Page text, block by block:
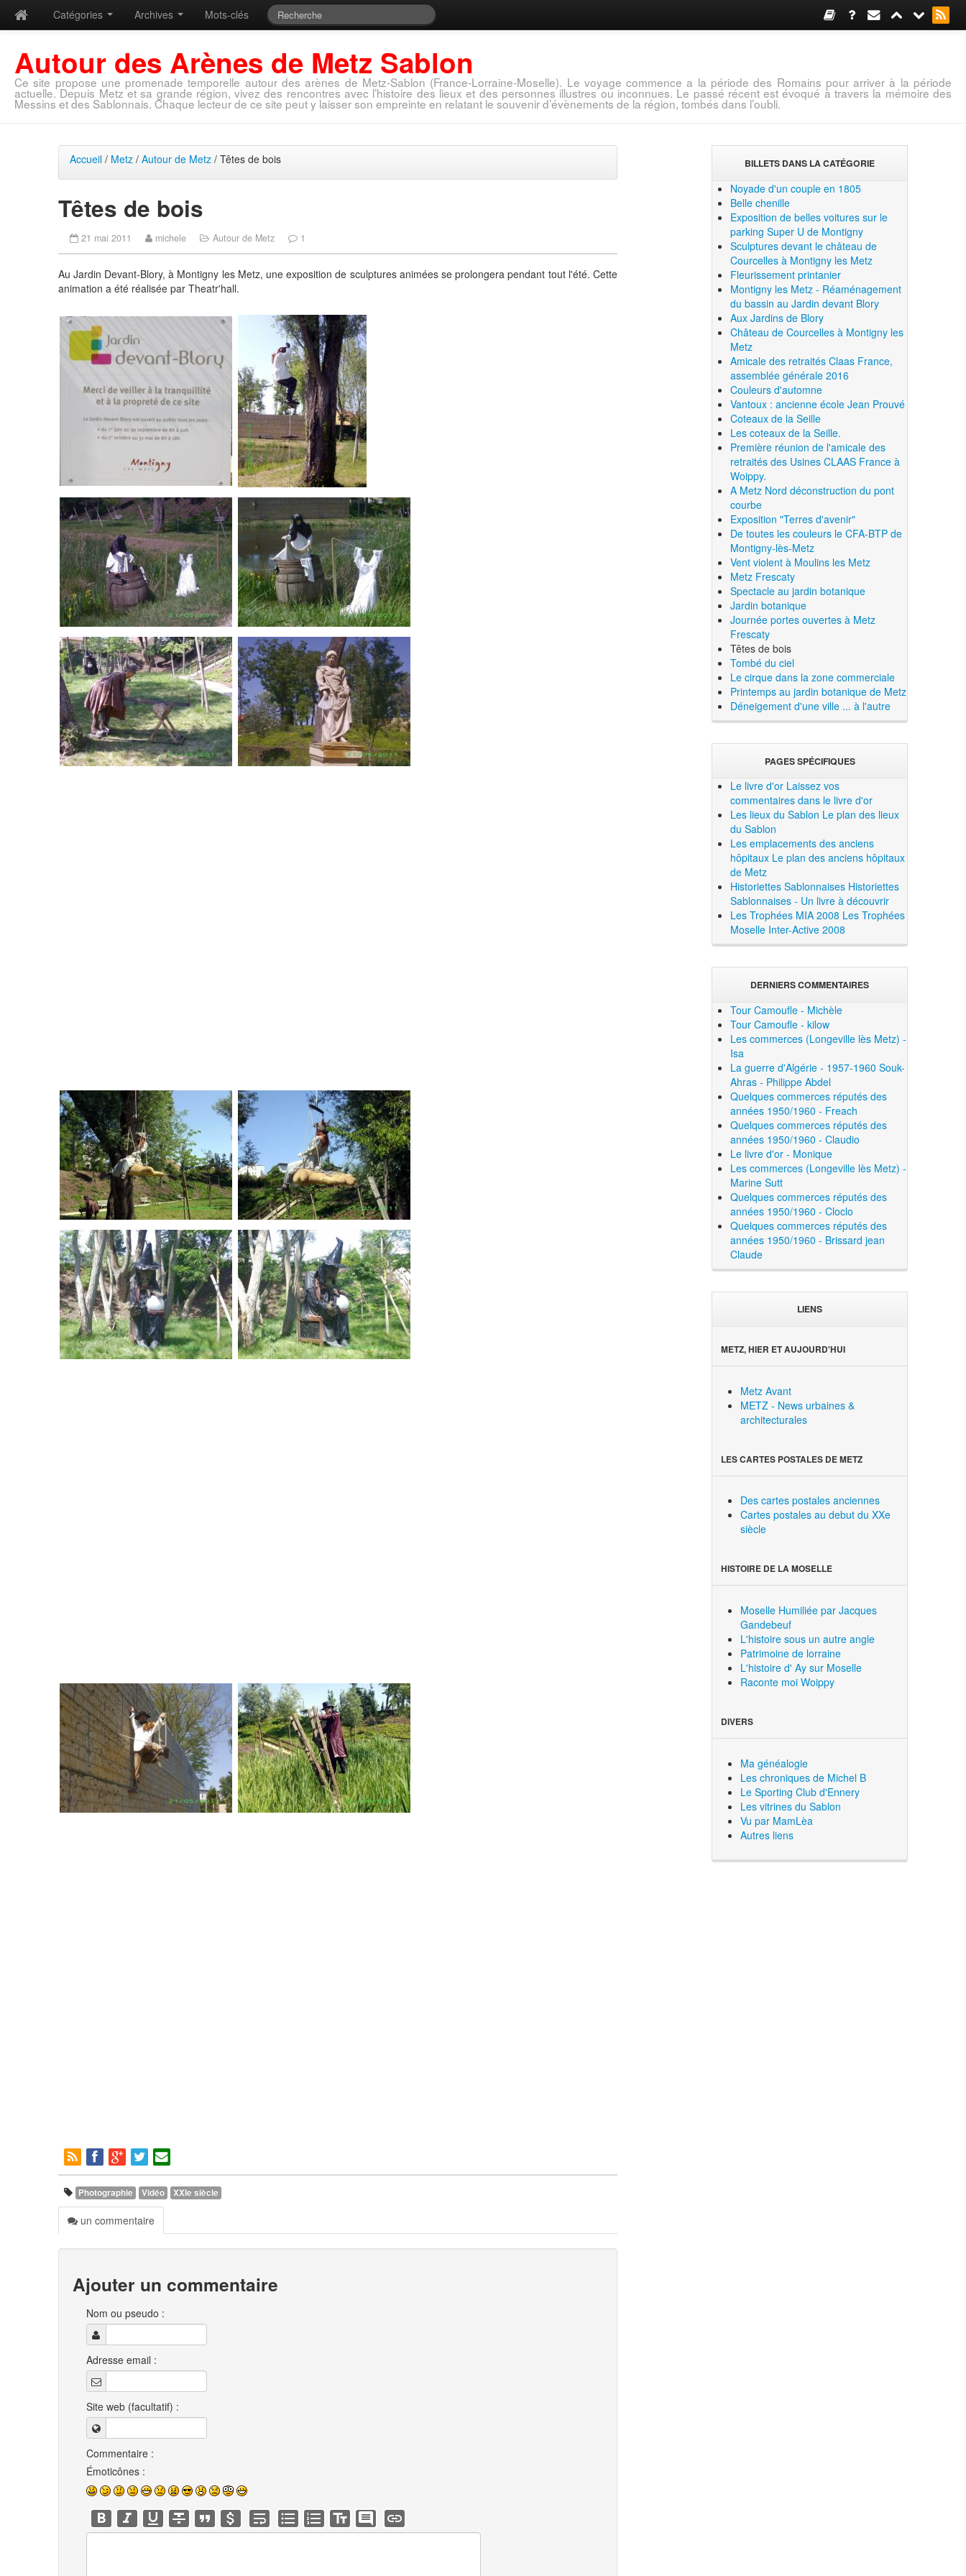
Catégories Archives Mots-clés
Autour des Arènes de Metz Sablon
Ce site propose une promenade temporelle autour des arènes de Metz-Sablon (France-Lorraine-Moselle). Le voyage commence a la période des Romains pour arriver à la période
actuelle. Depuis Metz et sa grande région, vivez des rencontres avec l’histoire des lieux et des personnes illustres ou inconnues. Le passé récent est évoqué à travers la mémoire des
Messins et des Sablonnais. Chaque lecteur de ce site peut y laisser son empreinte en relatant le souvenir d’évènements de la région, tombés dans l’oubli.
Accueil/ Metz/ Autour de Metz/ Têtes de bois
Têtes de bois
21 mai 2011 michele Autour de Metz 1
Au Jardin Devant-Blory, à Montigny les Metz, une exposition de sculptures animées se prolongera pendant tout l'été. Cette
animation a été réalisée par Theatr'hall.
Photographie Vidéo XXIe siècle
un commentaire
Ajouter un commentaire
Nom ou pseudo :
Adresse email :
Site web (facultatif) :
Commentaire :
Émoticônes :
BILLETS DANS LA CATÉGORIE
Noyade d'un couple en 1805
Belle chenille
Exposition de belles voitures sur le
parking Super U de Montigny
Sculptures devant le château de
Courcelles à Montigny les Metz
Fleurissement printanier
Montigny les Metz - Réaménagement
du bassin au Jardin devant Blory
Aux Jardins de Blory
Château de Courcelles à Montigny les
Metz
Amicale des retraités Claas France,
assemblée générale 2016
Couleurs d'automne
Vantoux : ancienne école Jean Prouvé
Coteaux de la Seille
Les coteaux de la Seille.
Première réunion de l'amicale des
retraités des Usines CLAAS France à
Woippy.
A Metz Nord déconstruction du pont
courbe
Exposition "Terres d'avenir"
De toutes les couleurs le CFA-BTP de
Montigny-lès-Metz
Vent violent à Moulins les Metz
Metz Frescaty
Spectacle au jardin botanique
Jardin botanique
Journée portes ouvertes à Metz
Frescaty
Têtes de bois
Tombé du ciel
Le cirque dans la zone commerciale
Printemps au jardin botanique de Metz
Déneigement d'une ville ... à l'autre
PAGES SPÉCIFIQUES
Le livre d'or Laissez vos
commentaires dans le livre d'or
Les lieux du Sablon Le plan des lieux
du Sablon
Les emplacements des anciens
hôpitaux Le plan des anciens hôpitaux
de Metz
Historiettes Sablonnaises Historiettes
Sablonnaises - Un livre à découvrir
Les Trophées MIA 2008 Les Trophées
Moselle Inter-Active 2008
DERNIERS COMMENTAIRES
Tour Camoufle - Michèle
Tour Camoufle - kilow
Les commerces (Longeville lès Metz) -
Isa
La guerre d'Algérie - 1957-1960 Souk-
Ahras - Philippe Abdel
Quelques commerces réputés des
années 1950/1960 - Freach
Quelques commerces réputés des
années 1950/1960 - Claudio
Le livre d'or - Monique
Les commerces (Longeville lès Metz) -
Marine Sutt
Quelques commerces réputés des
années 1950/1960 - Cloclo
Quelques commerces réputés des
années 1950/1960 - Brissard jean
Claude
LIENS
METZ, HIER ET AUJOURD'HUI
Metz Avant
METZ - News urbaines &
architecturales
LES CARTES POSTALES DE METZ
Des cartes postales anciennes
Cartes postales au debut du XXe
siècle
HISTOIRE DE LA MOSELLE
Moselle Humiliée par Jacques
Gandebeuf
L'histoire sous un autre angle
Patrimoine de lorraine
L'histoire d' Ay sur Moselle
Raconte moi Woippy
DIVERS
Ma généalogie
Les chroniques de Michel B
Le Sporting Club d'Ennery
Les vitrines du Sablon
Vu par MamLèa
Autres liens